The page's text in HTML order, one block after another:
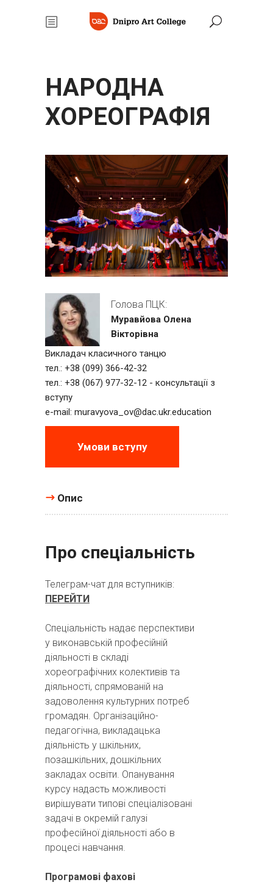
НАРОДНА
ХОРЕОГРАФІЯ
Голова ПЦК:
Муравйова Олена
Вікторівна
Викладач класичного танцю
тел.: +38 (099) 366-42-32
тел.: +38 (067) 977-32-12 - консультації з
вступу
e-mail: muravyova_ov@dac.ukr.education
Умови вступу
Опис
Про спеціальність
Телеграм-чат для вступників:
ПЕРЕЙТИ
Спеціальність надає перспективи
у виконавській професійній
діяльності в складі
хореографічних колективів та
діяльності, спрямованій на
задоволення культурних потреб
громадян. Організаційно-
педагогічна, викладацька
діяльність у шкільних,
позашкільних, дошкільних
закладах освіти. Опанування
курсу надасть можливості
вирішувати типові спеціалізовані
задачі в окремій галузі
професійної діяльності або в
процесі навчання.
Програмові фахові